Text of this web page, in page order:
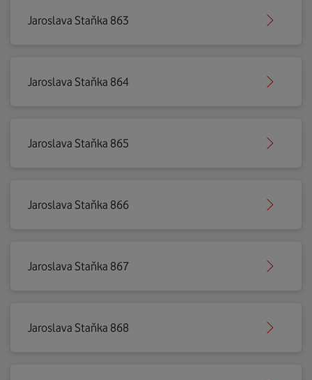
Jaroslava Staňka 863
Jaroslava Staňka 864
Jaroslava Staňka 865
Jaroslava Staňka 866
Jaroslava Staňka 867
Jaroslava Staňka 868